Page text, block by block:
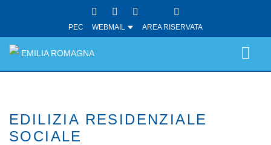
PEC WEBMAIL AREA RISERVATA
EMILIA ROMAGNA
EDILIZIA RESIDENZIALE
SOCIALE